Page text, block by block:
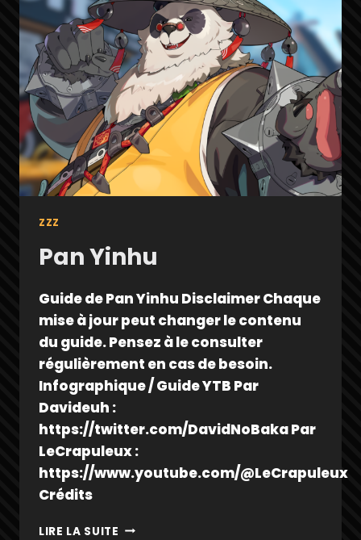
ZZZ
Pan Yinhu
Guide de Pan Yinhu Disclaimer Chaque
mise à jour peut changer le contenu
du guide. Pensez à le consulter
régulièrement en cas de besoin.
Infographique / Guide YTB Par
Davideuh :
https://twitter.com/DavidNoBaka Par
LeCrapuleux :
https://www.youtube.com/@LeCrapuleux
Crédits
LIRE LA SUITE PAN